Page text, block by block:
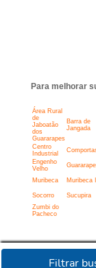
Filtrar
Para melhorar
Área Rural
de
Jaboatão
dos
Guararapes
Barra de
Jangada
Centro
Industrial
Engenho
Velho
Muribeca Muribeca II
Socorro Sucupira
Zumbi do
Pacheco